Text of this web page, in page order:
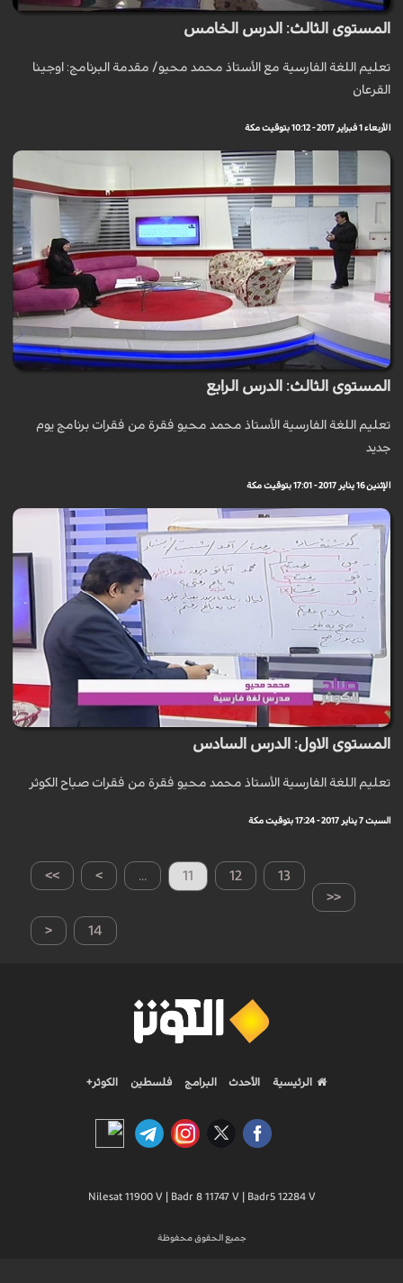
المستوى الثالث: الدرس الخامس
تعليم اللغة الفارسية مع الأستاذ محمد محيو/ مقدمة البرنامج: اوجينا
القرعان
الأربعاء 1 فبراير 2017 - 10:12 بتوقيت مكة
المستوى الثالث: الدرس الرابع
تعليم اللغة الفارسية الأستاذ محمد محيو فقرة من فقرات برنامج يوم
جديد
الإثنين 16 يناير 2017 - 17:01 بتوقيت مكة
المستوى الاول: الدرس السادس
تعليم اللغة الفارسية الأستاذ محمد محيو فقرة من فقرات صباح الكوثر
السبت 7 يناير 2017 - 17:24 بتوقيت مكة
>> > ... 11 12 13
14
<
<<
الرئيسية الأحدث البرامج فلسطين الكوثر+
Nilesat 11900 V | Badr 8 11747 V | Badr5 12284 V
جميع الحقوق محفوظة